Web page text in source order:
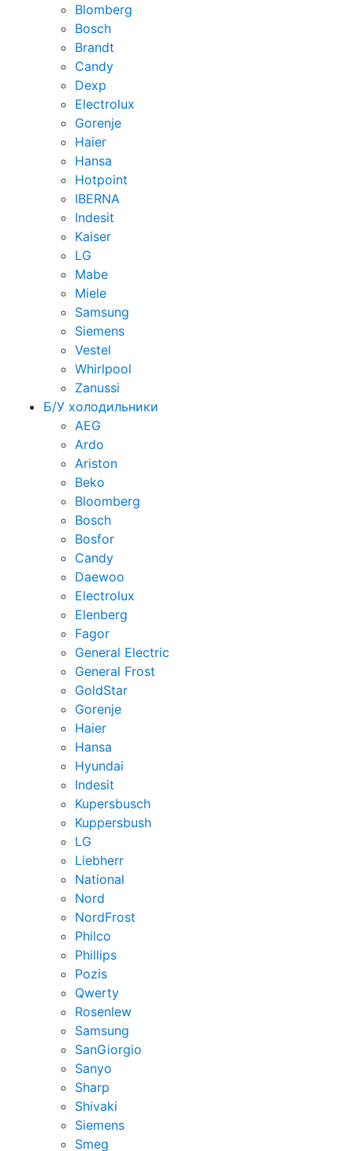
Blomberg
Bosch
Brandt
Candy
Dexp
Electrolux
Gorenje
Haier
Hansa
Hotpoint
IBERNA
Indesit
Kaiser
LG
Mabe
Miele
Samsung
Siemens
Vestel
Whirlpool
Zanussi
Б/У холодильники
AEG
Ardo
Ariston
Beko
Bloomberg
Bosch
Bosfor
Candy
Daewoo
Electrolux
Elenberg
Fagor
General Electric
General Frost
GoldStar
Gorenje
Haier
Hansa
Hyundai
Indesit
Kupersbusch
Kuppersbush
LG
Liebherr
National
Nord
NordFrost
Philco
Phillips
Pozis
Qwerty
Rosenlew
Samsung
SanGiorgio
Sanyo
Sharp
Shivaki
Siemens
Smeg